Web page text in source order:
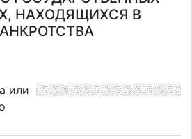
НАХОДЯЩИХСЯ В
или